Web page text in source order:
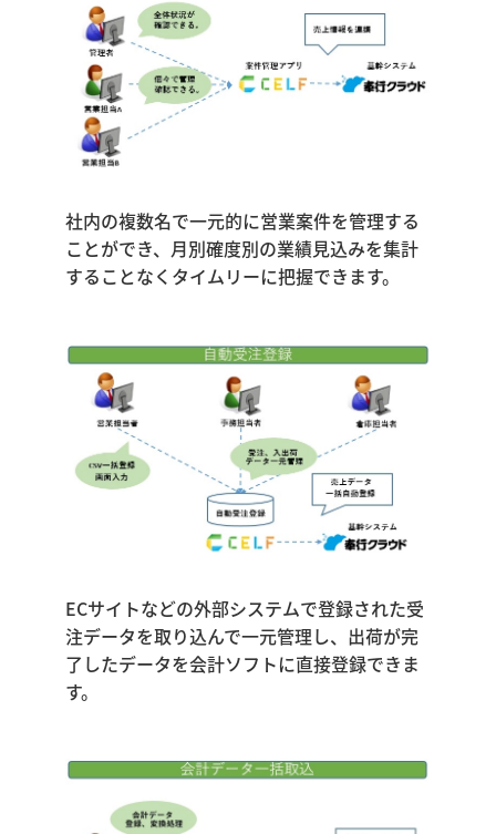
社内の複数名で一元的に営業案件を管理する
ことができ、月別確度別の業績見込みを集計
することなくタイムリーに把握できます。
ECサイトなどの外部システムで登録された受
注データを取り込んで一元管理し、出荷が完
了したデータを会計ソフトに直接登録できま
す。